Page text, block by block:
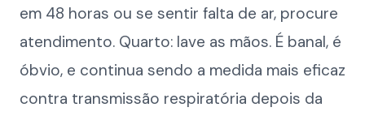
em 48 horas ou se sentir falta de ar, procure
atendimento. Quarto: lave as mãos. É banal, é
óbvio, e continua sendo a medida mais eficaz
contra transmissão respiratória depois da